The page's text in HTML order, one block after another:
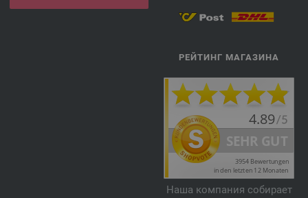
РЕЙТИНГ МАГАЗИНА
Наша компания собирает